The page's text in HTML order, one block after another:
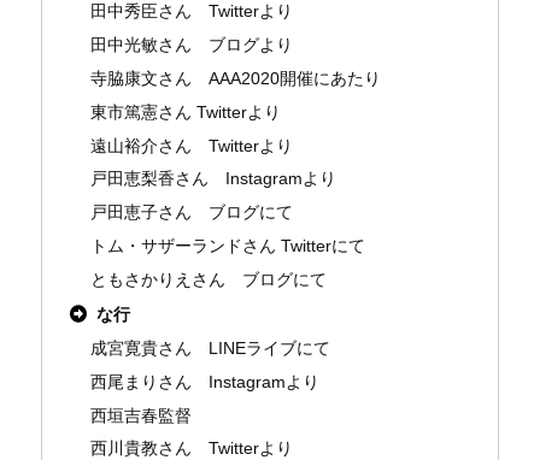
田中秀臣さん Twitterより
田中光敏さん ブログより
寺脇康文さん AAA2020開催にあたり
東市篤憲さん Twitterより
遠山裕介さん Twitterより
戸田恵梨香さん Instagramより
戸田恵子さん ブログにて
トム・サザーランドさん Twitterにて
ともさかりえさん ブログにて
な行
成宮寛貴さん LINEライブにて
西尾まりさん Instagramより
西垣吉春監督
西川貴教さん Twitterより